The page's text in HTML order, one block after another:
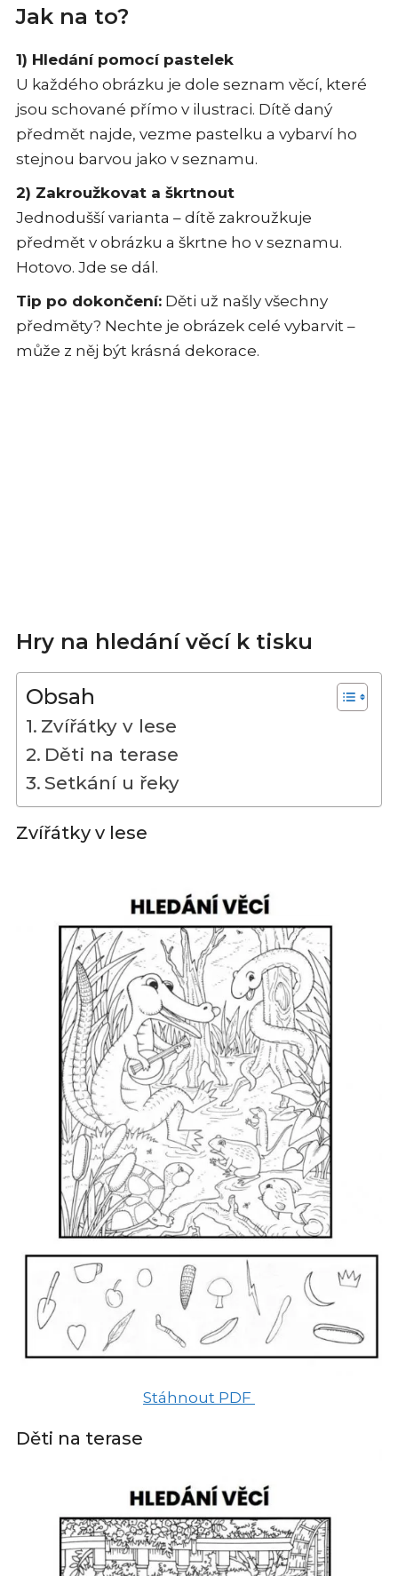
Jak na to?
1) Hledání pomocí pastelek
U každého obrázku je dole seznam věcí, které
jsou schované přímo v ilustraci. Dítě daný
předmět najde, vezme pastelku a vybarví ho
stejnou barvou jako v seznamu.
2) Zakroužkovat a škrtnout
Jednodušší varianta – dítě zakroužkuje
předmět v obrázku a škrtne ho v seznamu.
Hotovo. Jde se dál.
Tip po dokončení: Děti už našly všechny
předměty? Nechte je obrázek celé vybarvit –
může z něj být krásná dekorace.
Hry na hledání věcí k tisku
Obsah
Zvířátky v lese
Děti na terase
Setkání u řeky
Zvířátky v lese
Stáhnout PDF
Děti na terase